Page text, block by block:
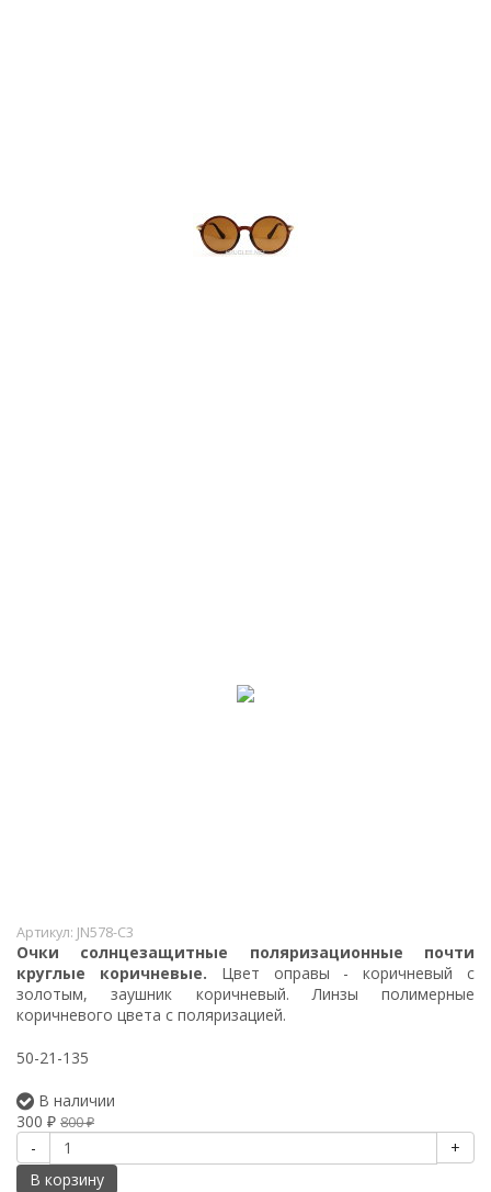
Артикул: JN578-C3
Очки солнцезащитные поляризационные почти
круглые коричневые. Цвет оправы - коричневый с
золотым, заушник коричневый. Линзы полимерные
коричневого цвета с поляризацией.
50-21-135
В наличии
300 ₽ 800₽
-
+
В корзину